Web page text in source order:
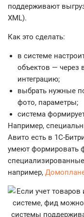
поддерживают
XML).
Как это сделать:
в системе
объектов — через
интеграцию;
выбрать нужные
фото, параметры;
система
Например,
Авито есть в 1С-
умеют формировать
например,